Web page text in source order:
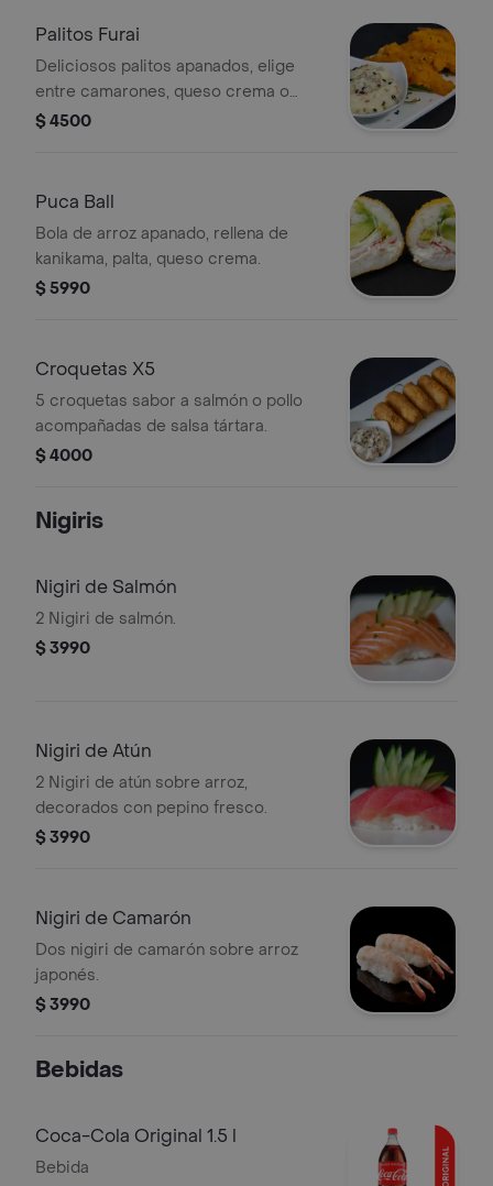
Palitos Furai
Deliciosos palitos apanados, elige
entre camarones, queso crema o
queso mozzarella, acompañados de
$ 4500
Puca Ball
Bola de arroz apanado, rellena de
kanikama, palta, queso crema.
$ 5990
Croquetas X5
5 croquetas sabor a salmón o pollo
acompañadas de salsa tártara.
$ 4000
Nigiris
Nigiri de Salmón
2 Nigiri de salmón.
$ 3990
Nigiri de Atún
2 Nigiri de atún sobre arroz,
decorados con pepino fresco.
$ 3990
Nigiri de Camarón
Dos nigiri de camarón sobre arroz
japonés.
$ 3990
Bebidas
Coca-Cola Original 1.5 l
Bebida